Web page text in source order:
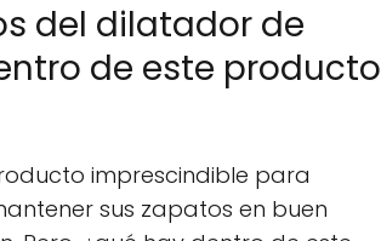
del dilatador de
de este producto
imprescindible para
sus zapatos en buen